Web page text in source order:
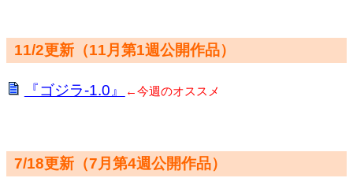
11/2更新（11月第1週公開作品）
『ゴジラ-1.0』 ←今週のオススメ
7/18更新（7月第4週公開作品）